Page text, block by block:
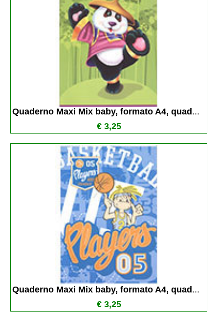
Quaderno Maxi Mix baby, formato A4, quad ...
€ 3,25
Quaderno Maxi Mix baby, formato A4, quad ...
€ 3,25